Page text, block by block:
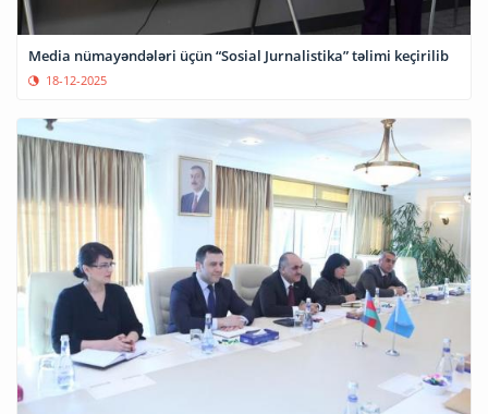
Media nümayəndələri üçün “Sosial Jurnalistika” təlimi keçirilib
18-12-2025